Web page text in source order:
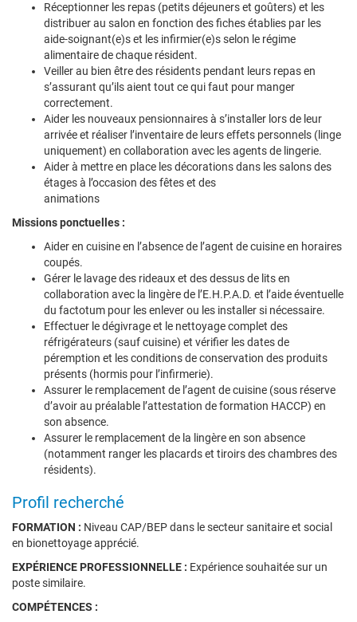
Réceptionner les repas (petits déjeuners et goûters) et les
distribuer au salon en fonction des fiches établies par les
aide-soignant(e)s et les infirmier(e)s selon le régime
alimentaire de chaque résident.
Veiller au bien être des résidents pendant leurs repas en
s’assurant qu’ils aient tout ce qui faut pour manger
correctement.
Aider les nouveaux pensionnaires à s’installer lors de leur
arrivée et réaliser l’inventaire de leurs effets personnels (linge
uniquement) en collaboration avec les agents de lingerie.
Aider à mettre en place les décorations dans les salons des
étages à l’occasion des fêtes et des
animations
Missions ponctuelles :
Aider en cuisine en l’absence de l’agent de cuisine en horaires
coupés.
Gérer le lavage des rideaux et des dessus de lits en
collaboration avec la lingère de l’E.H.P.A.D. et l’aide éventuelle
du factotum pour les enlever ou les installer si nécessaire.
Effectuer le dégivrage et le nettoyage complet des
réfrigérateurs (sauf cuisine) et vérifier les dates de
péremption et les conditions de conservation des produits
présents (hormis pour l’infirmerie).
Assurer le remplacement de l’agent de cuisine (sous réserve
d’avoir au préalable l’attestation de formation HACCP) en
son absence.
Assurer le remplacement de la lingère en son absence
(notamment ranger les placards et tiroirs des chambres des
résidents).
Profil recherché
FORMATION : Niveau CAP/BEP dans le secteur sanitaire et social
en bionettoyage apprécié.
EXPÉRIENCE PROFESSIONNELLE : Expérience souhaitée sur un
poste similaire.
COMPÉTENCES :